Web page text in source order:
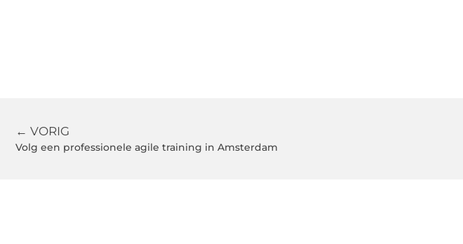
← VORIG
Volg een professionele agile training in Amsterdam